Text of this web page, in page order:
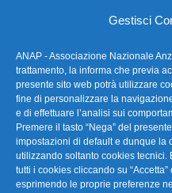
Gestisci
ANAP - Associazione Nazionale
trattamento, la informa che previa
presente sito web potrà utilizzare
fine di personalizzare la
e di effettuare l’analisi sui
Premere il tasto “Nega” del
impostazioni di default e dunque la
utilizzando soltanto cookies tecnici.
tutti i cookies cliccando su
esprimendo le proprie preferenze
FAQ – Domande
La nostra
Link Utili
TG